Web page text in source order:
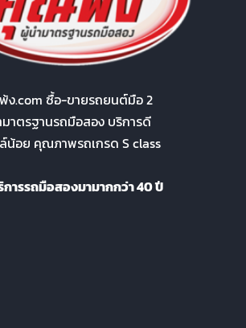
.com ซื้อ-ขายรถยนต์มือ 2
าตรฐานรถมือสอง บริการดี
น้อย คุณภาพรถเกรด S class
การรถมือสองมามากกว่า 40 ปี